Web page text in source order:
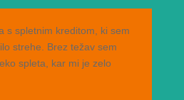
s spletnim kreditom, ki sem
strehe. Brez težav sem
spleta, kar mi je zelo